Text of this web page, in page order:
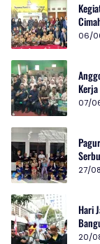
06/
07/
27/
Hari
20/